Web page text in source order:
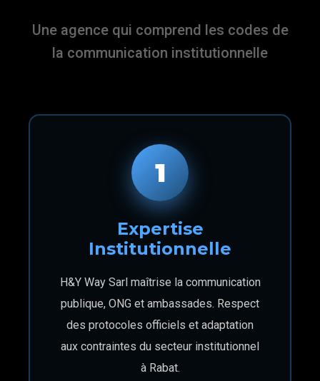
Une agence qui comprend les codes de
la communication institutionnelle
1
Expertise
Institutionnelle
H&Y Way Sarl maîtrise la communication
publique, ONG et ambassades. Respect
des protocoles officiels et adaptation
aux contraintes du secteur institutionnel
à Rabat.